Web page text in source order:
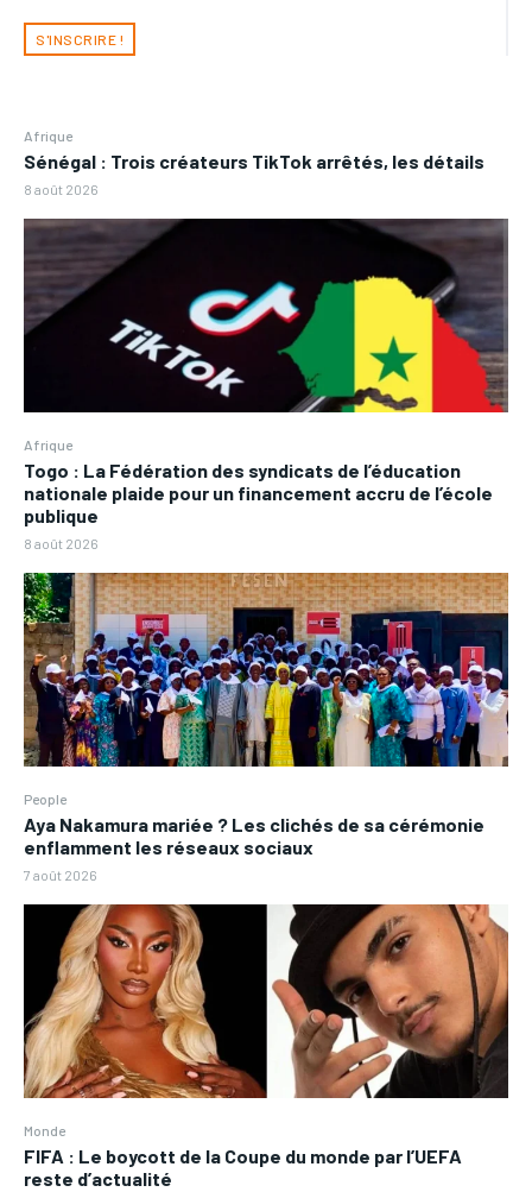
S'INSCRIRE !
Afrique
Sénégal : Trois créateurs TikTok arrêtés, les détails
8 août 2026
Afrique
Togo : La Fédération des syndicats de l’éducation
nationale plaide pour un financement accru de l’école
publique
8 août 2026
People
Aya Nakamura mariée ? Les clichés de sa cérémonie
enflamment les réseaux sociaux
7 août 2026
Monde
FIFA : Le boycott de la Coupe du monde par l’UEFA
reste d’actualité